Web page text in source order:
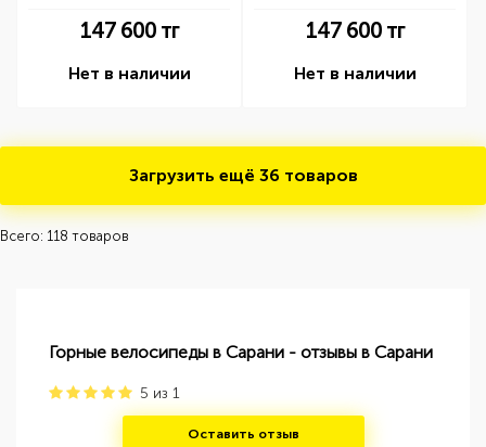
147 600тг
Нет в наличии
147 600тг
Нет в наличии
Загрузить ещё 36 товаров
Всего: 118 товаров
Горные велосипеды в Сарани - отзывы в Сарани
5 из 1
Оставить отзыв